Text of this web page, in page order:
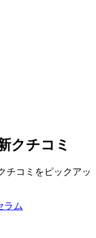
クチコミ
チコミをピックアッ
ラム